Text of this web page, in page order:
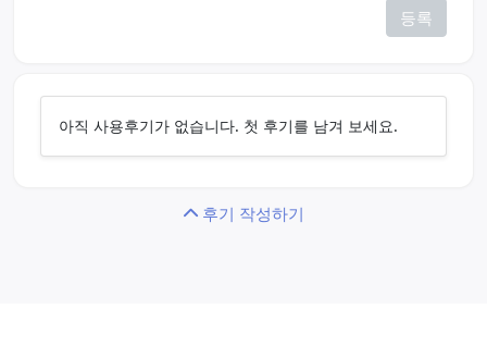
등록
아직 사용후기가 없습니다. 첫 후기를 남겨 보세요.
후기 작성하기